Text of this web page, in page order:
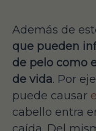
Además de
que pueden
de pelo como
de vida. Por
puede causar
cabello entra